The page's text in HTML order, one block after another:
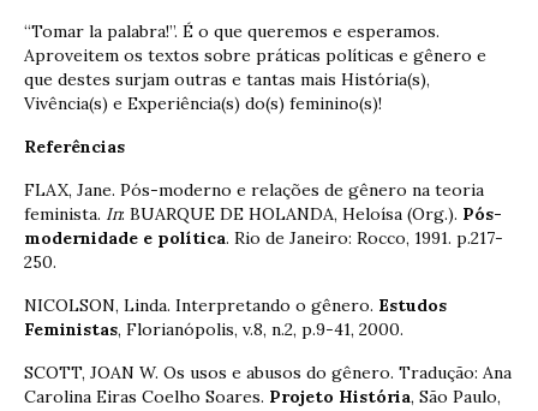
“Tomar la palabra!”. É o que queremos e esperamos.
Aproveitem os textos sobre práticas políticas e gênero e
que destes surjam outras e tantas mais História(s),
Vivência(s) e Experiência(s) do(s) feminino(s)!
Referências
FLAX, Jane. Pós-moderno e relações de gênero na teoria
feminista. In: BUARQUE DE HOLANDA, Heloísa (Org.). Pós-
modernidade e política. Rio de Janeiro: Rocco, 1991. p.217-
250.
NICOLSON, Linda. Interpretando o gênero. Estudos
Feministas, Florianópolis, v.8, n.2, p.9-41, 2000.
SCOTT, JOAN W. Os usos e abusos do gênero. Tradução: Ana
Carolina Eiras Coelho Soares. Projeto História, São Paulo,